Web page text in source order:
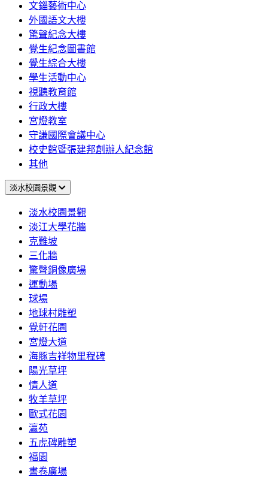
文錙藝術中心
外國語文大樓
驚聲紀念大樓
覺生紀念圖書館
覺生綜合大樓
學生活動中心
視聽教育館
行政大樓
宮燈教室
守謙國際會議中心
校史館暨張建邦創辦人紀念館
其他
淡水校園景觀
淡水校園景觀
淡江大學花牆
克難坡
三化牆
驚聲銅像廣場
運動場
球場
地球村雕塑
覺軒花園
宮燈大道
海豚吉祥物里程碑
陽光草坪
情人道
牧羊草坪
歐式花園
瀛苑
五虎碑雕塑
福園
書卷廣場